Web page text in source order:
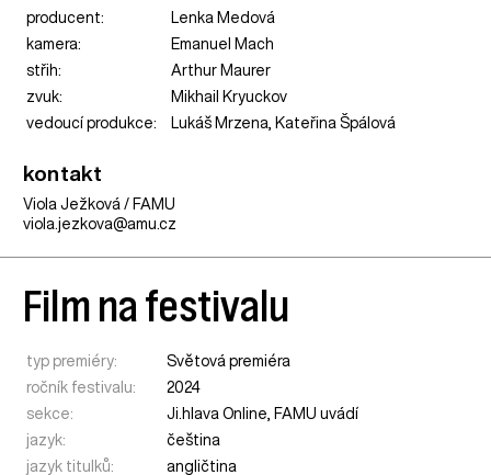
producent:
Lenka Medová
kamera:
Emanuel Mach
střih:
Arthur Maurer
zvuk:
Mikhail Kryuckov
vedoucí produkce:
Lukáš Mrzena, Kateřina Špálová
kontakt
Viola Ježková / FAMU
viola.jezkova@amu.cz
Film na festivalu
typ premiéry:
Světová premiéra
ročník festivalu:
2024
sekce:
Ji.hlava Online, FAMU uvádí
jazyk:
čeština
jazyk titulků:
angličtina